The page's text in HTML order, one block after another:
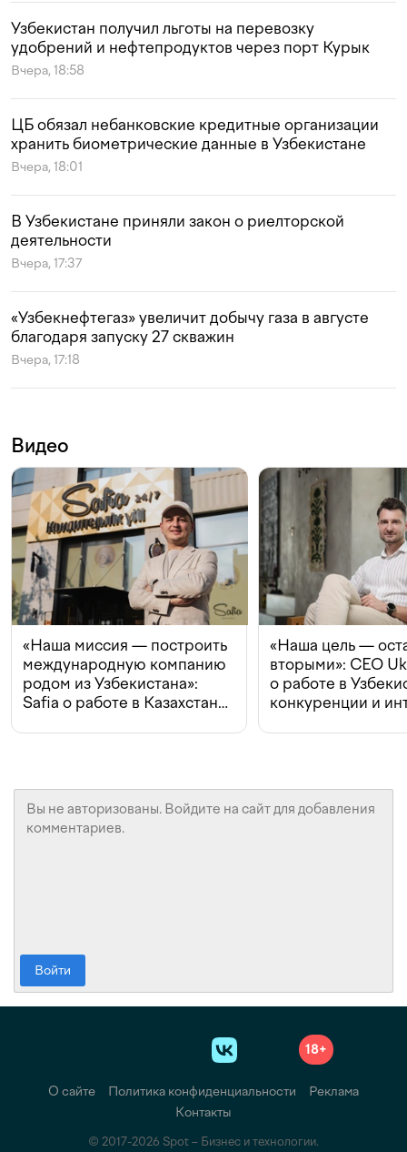
Узбекистан получил льготы на перевозку
удобрений и нефтепродуктов через порт Курык
Вчера, 18:58
ЦБ обязал небанковские кредитные организации
хранить биометрические данные в Узбекистане
Вчера, 18:01
В Узбекистане приняли закон о риелторской
деятельности
Вчера, 17:37
«Узбекнефтегаз» увеличит добычу газа в августе
благодаря запуску 27 скважин
Вчера, 17:18
Видео
«Наша миссия — построить
международную компанию
родом из Узбекистана»:
Safia о работе в Казахстане,
«Наша цель —
вторыми»: CEO
о работе в
конкуренции и
Войти
18+
О сайте Политика конфиденциальности
Реклама
Контакты
© 2017-2026 Spot – Бизнес и технологии.